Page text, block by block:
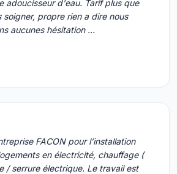
adoucisseur d'eau. Tarif plus que
propre rien a dire nous
aucunes hésitation …
FACON pour l’installation
en électricité, chauffage (
/ serrure électrique. Le travail est